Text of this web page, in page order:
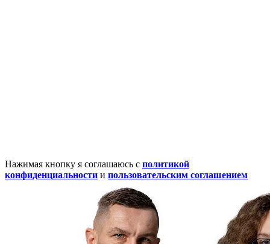
Нажимая кнопку я соглашаюсь с политикой
конфиденциальности и пользовательским соглашением